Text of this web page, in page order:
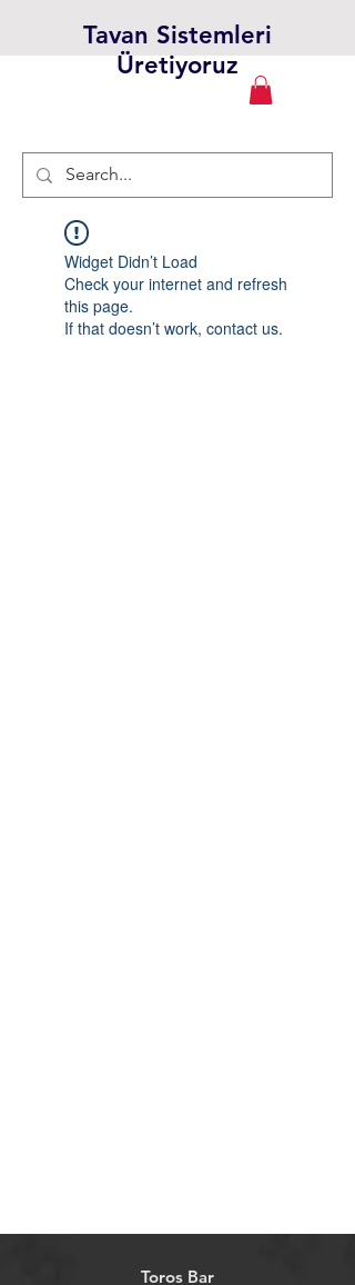
Tavan Sistemleri
Üretiyoruz
Widget Didn’t Load
Check your internet and refresh
this page.
If that doesn’t work, contact us.
Toros Bar